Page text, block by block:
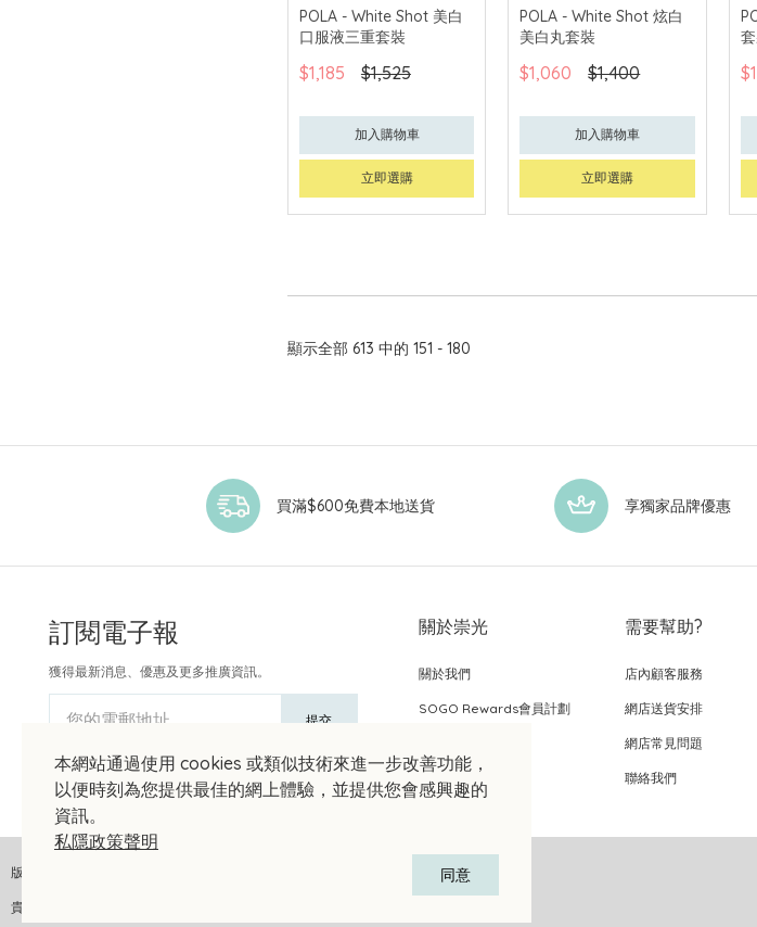
網購店取
POLA - White Shot 美白
口服液三重套裝
$1,185 $1,525
加入購物車
立即選購
網購店取
POLA - White Shot 炫白
美白丸套裝
$1,060 $1,400
加入購物車
立即選購
顯示全部 613 中的 151 - 180
本網站通過使用 cookies 或類似技術來進一步改善功能，
以便時刻為您提供最佳的網上體驗，並提供您會感興趣的
資訊。
私隱政策聲明
同意
買滿$600免費本地送貨 享獨家品牌優惠
訂閱電子報
獲得最新消息、優惠及更多推廣資訊。
您的電郵地址 提交
關於崇光
關於我們
SOGO Rewards會員計劃
需要幫助?
店內顧客服務
網店送貨安排
網店常見問題
聯絡我們
版權聲明 © 2026 崇光(香港)百貨有限公司 版權所有 不得轉載
貴金屬及寶石A類註冊交易商號碼︰A-B-24-01-04905